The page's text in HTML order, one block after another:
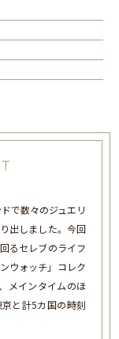
で数々のジュエリ
出しました。今回
るセレブのライフ
ウォッチ」コレク
メインタイムのほ
と計5カ国の時刻